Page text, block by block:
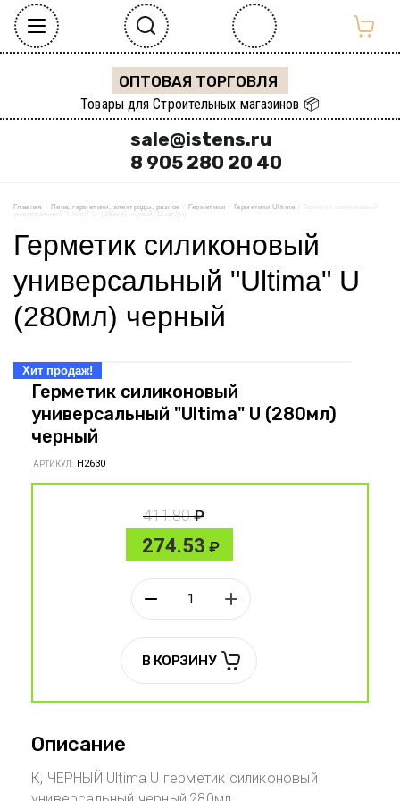
ОПТОВАЯ ТОРГОВЛЯ
Товары для Строительных магазинов 📦
sale@istens.ru
8 905 280 20 40
Главная Пена, герметики, электроды, разное Герметики Герметики Ultima
  /  Герметик силиконовый
универсальный "Ultima" U  (280мл) черный (12 шт./уп)
Герметик силиконовый
универсальный "Ultima" U
(280мл) черный
Герметик силиконовый
универсальный "Ultima" U (280мл)
черный
Хит продаж!
АРТИКУЛ: H2630
411.80
274.53
В КОРЗИНУ
Описание
К, ЧЕРНЫЙ Ultima U герметик силиконовый